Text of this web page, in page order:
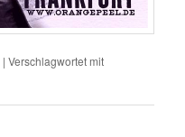
|Verschlagwortet mit